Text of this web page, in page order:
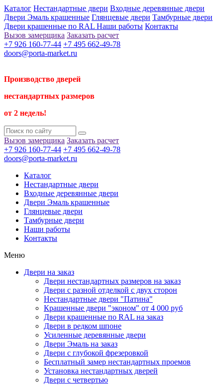
Каталог Нестандартные двери Входные деревянные двери
Двери Эмаль крашенные Глянцевые двери Тамбурные двери
Двери крашенные по RAL Наши работы Контакты
Вызов замерщика Заказать расчет
+7 926 160-77-44 +7 495 662-49-78
doors@porta-market.ru
Производство дверей
нестандартных размеров
от 2 недель!
Вызов замерщика Заказать расчет
+7 926 160-77-44 +7 495 662-49-78
doors@porta-market.ru
Каталог
Нестандартные двери
Входные деревянные двери
Двери Эмаль крашенные
Глянцевые двери
Тамбурные двери
Наши работы
Контакты
Меню
Двери на заказ
Двери нестандартных размеров на заказ
Двери с разной отделкой с двух сторон
Нестандартные двери "Патина"
Крашенные двери "эконом" от 4 000 руб
Двери крашенные по RAL на заказ
Двери в редком шпоне
Усиленные деревянные двери
Двери Эмаль на заказ
Двери с глубокой фрезеровкой
Бесплатный замер нестандартных проемов
Установка нестандартных дверей
Двери с четвертью